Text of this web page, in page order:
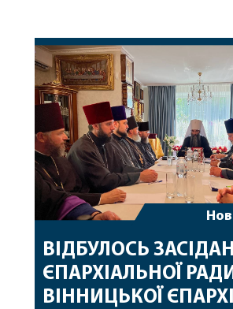
ВІДБУЛОСЬ
ЄПАРХІАЛЬНОЇ
ВІННИЦЬКОЇ